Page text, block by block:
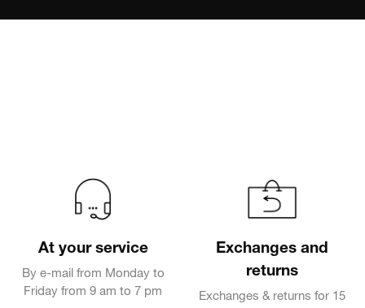
At your service
By e-mail from Monday to
Friday from 9 am to 7 pm
Exchanges and
returns
Exchanges & returns for 15